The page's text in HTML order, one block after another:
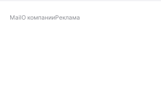
MailО компанииРеклама